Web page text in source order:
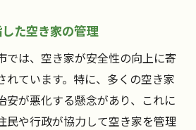
た空き家の管理
では、空き家が安全性の向上に寄
れています。特に、多くの空き家
安が悪化する懸念があり、これに
民や行政が協力して空き家を管理